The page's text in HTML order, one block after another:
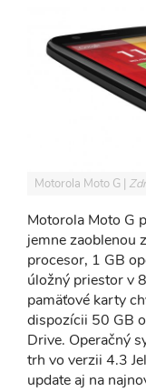
Motorola Moto G
Motorola Moto G
jemne zaoblenou
procesor, 1 GB
úložný priestor v
pamäťové karty
dispozícii 50 GB
Drive. Operačný
trh vo verzii 4.3
update aj na